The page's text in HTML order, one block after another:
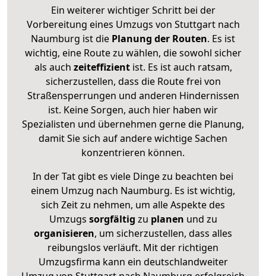
Ein weiterer wichtiger Schritt bei der
Vorbereitung eines Umzugs von Stuttgart nach
Naumburg ist die Planung der Routen. Es ist
wichtig, eine Route zu wählen, die sowohl sicher
als auch zeiteffizientist. Es ist auch ratsam,
sicherzustellen, dass die Route frei von
Straßensperrungen und anderen Hindernissen
ist. Keine Sorgen, auch hier haben wir
Spezialisten und übernehmen gerne die Planung,
damit Sie sich auf andere wichtige Sachen
konzentrieren können.
In der Tat gibt es viele Dinge zu beachten bei
einem Umzug nach Naumburg. Es ist wichtig,
sich Zeit zu nehmen, um alle Aspekte des
Umzugs sorgfältig zu planen und zu
organisieren, um sicherzustellen, dass alles
reibungslos verläuft. Mit der richtigen
Umzugsfirma kann ein deutschlandweiter